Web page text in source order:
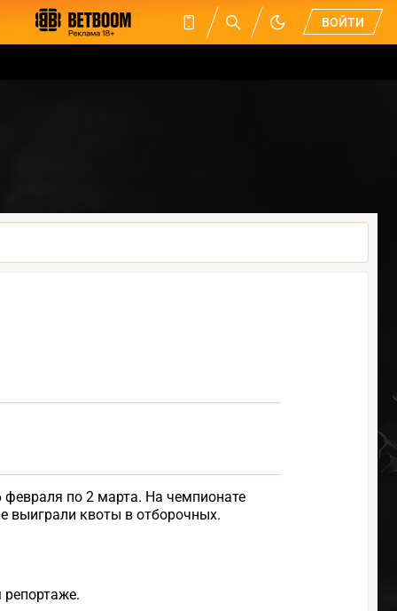
ВОЙТИ
февраля по 2 марта. На чемпионате
выиграли квоты в отборочных.
репортаже.